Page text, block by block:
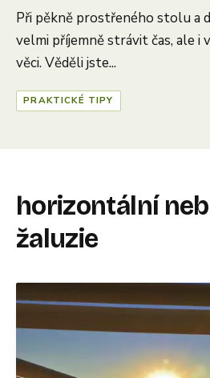
Při pěkně prostřeného stolu a
velmi příjemně strávit čas, ale i
věci. Věděli jste...
PRAKTICKÉ TIPY
horizontální
žaluzie